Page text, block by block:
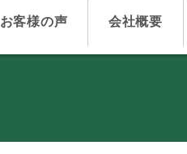
お客様の声 会社概要